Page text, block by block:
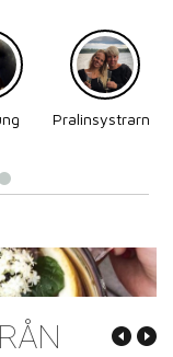
Pralinsystrarna